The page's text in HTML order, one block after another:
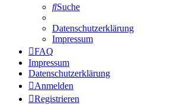
Suche
Datenschutzerklärung
Impressum
FAQ
Impressum
Datenschutzerklärung
Anmelden
Registrieren